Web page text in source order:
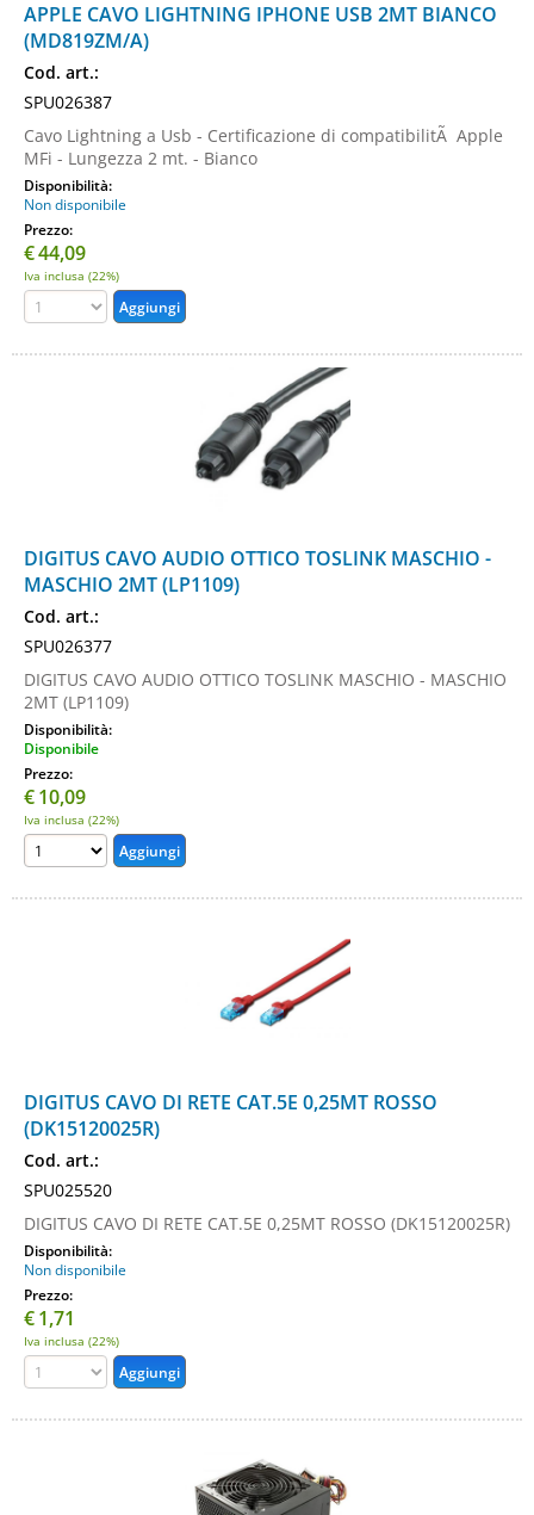
APPLE CAVO LIGHTNING IPHONE USB 2MT BIANCO
(MD819ZM/A)
Cod. art.:
SPU026387
Cavo Lightning a Usb - Certificazione di compatibilitÃ Apple
MFi - Lungezza 2 mt. - Bianco
Disponibilità:
Non disponibile
Prezzo:
€44,09
Iva inclusa (22%)
DIGITUS CAVO AUDIO OTTICO TOSLINK MASCHIO -
MASCHIO 2MT (LP1109)
Cod. art.:
SPU026377
DIGITUS CAVO AUDIO OTTICO TOSLINK MASCHIO - MASCHIO
2MT (LP1109)
Disponibilità:
Disponibile
Prezzo:
€10,09
Iva inclusa (22%)
DIGITUS CAVO DI RETE CAT.5E 0,25MT ROSSO
(DK15120025R)
Cod. art.:
SPU025520
DIGITUS CAVO DI RETE CAT.5E 0,25MT ROSSO (DK15120025R)
Disponibilità:
Non disponibile
Prezzo:
€1,71
Iva inclusa (22%)